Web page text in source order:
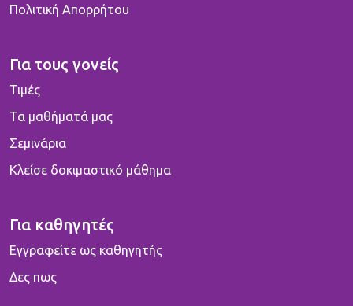
Πολιτική Απορρήτου
Για τους γονείς
Τιμές
Τα μαθήματά μας
Σεμινάρια
Κλείσε δοκιμαστικό μάθημα
Για καθηγητές
Εγγραφείτε ως καθηγητής
Δες πως